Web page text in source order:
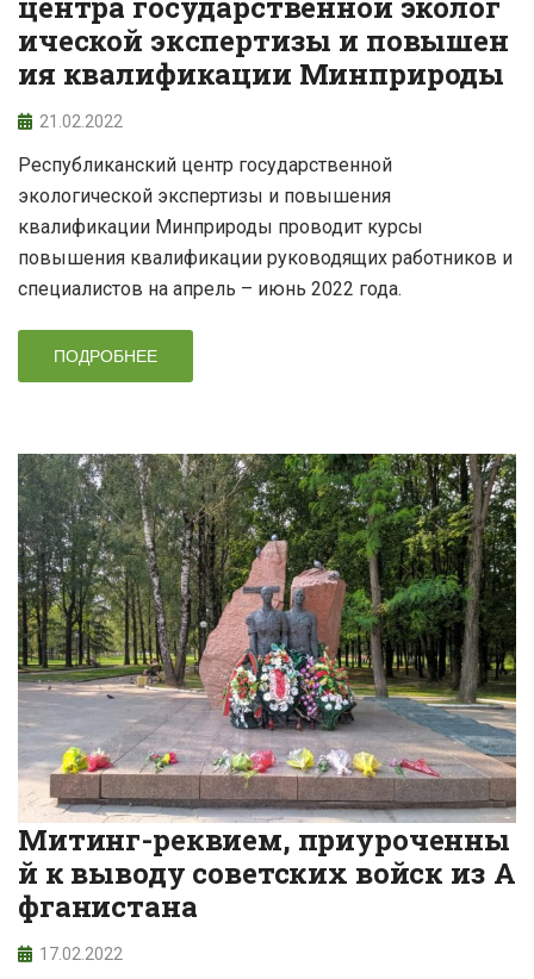
ической экспертизы и повышен
ия квалификации Минприроды
21.02.2022
Республиканский центр государственной
экологической экспертизы и повышения
квалификации Минприроды проводит курсы
повышения квалификации руководящих работников и
специалистов на апрель – июнь 2022 года.
ПОДРОБНЕЕ
Митинг-реквием, приуроченны
й к выводу советских войск из А
фганистана
17.02.2022